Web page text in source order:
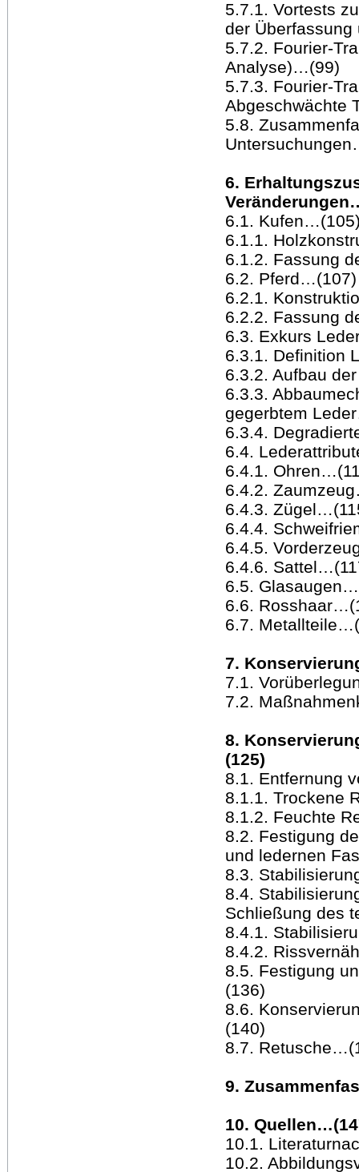
5.7.1. Vortests
der
5.7.2. Fourier-
Analyse)…(99)
5.7.3. Fourier-
Abgeschwächte
5.8.
6.
6.1.
6.1.1.
6.1.2. Fassung
6.2. Pferd…(107)
6.2.1.
6.2.2. Fassung
6.3. Exkurs
6.3.1. Definition
6.3.2. Aufbau
6.3.3.
gegerbtem
6.3.4.
6.4.
6.4.1.
6.4.2.
6.4.3.
6.4.4.
6.4.5.
6.4.6.
6.5.
6.6.
6.7.
7.
7.1.
7.2.
8.
(125)
8.1. Entfernung
8.1.1. Trockene
8.1.2. Feuchte
8.2. Festigung
und ledernen
8.3.
8.4.
Schließung des
8.4.1.
8.4.2.
8.5. Festigung
(136)
8.6.
(140)
8.7.
9.
10.
10.1.
10.2.